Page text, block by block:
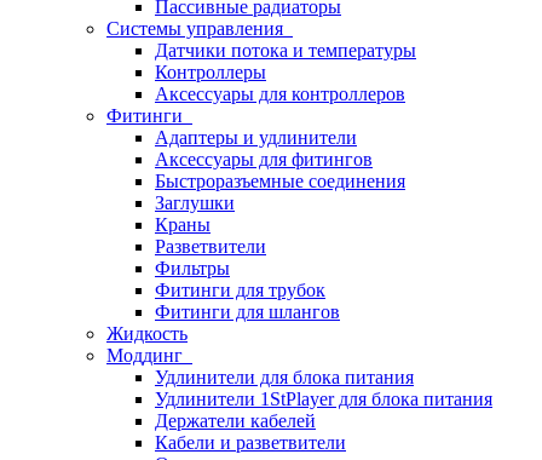
Пассивные радиаторы
Системы управления
Датчики потока и температуры
Контроллеры
Аксессуары для контроллеров
Фитинги
Адаптеры и удлинители
Аксессуары для фитингов
Быстроразъемные соединения
Заглушки
Краны
Разветвители
Фильтры
Фитинги для трубок
Фитинги для шлангов
Жидкость
Моддинг
Удлинители для блока питания
Удлинители 1StPlayer для блока питания
Держатели кабелей
Кабели и разветвители